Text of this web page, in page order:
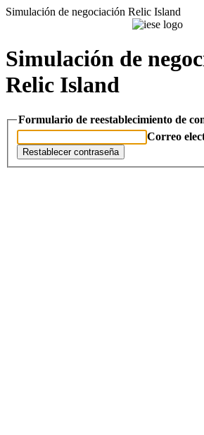
Simulación de negociación Relic Island
Simulación de
Relic Island
Formulario de reestablecimiento de
Correo